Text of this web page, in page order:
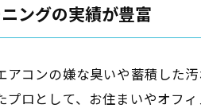
ングの実績が豊富
アコンの嫌な臭いや蓄積した
プロとして、お住まいやオフ